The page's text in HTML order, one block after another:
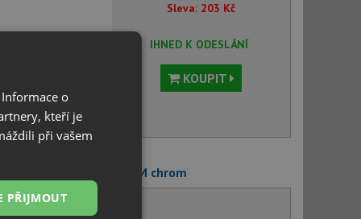
Sleva: 203 Kč
IHNED K ODESLÁNÍ
KOUPIT
ALPINIA BGA 063M chrom
o
kteří je
při vašem
PŘIJMOUT